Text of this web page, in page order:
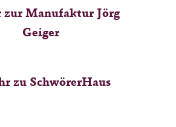
zur Manufaktur Jörg
Geiger
zu SchwörerHaus